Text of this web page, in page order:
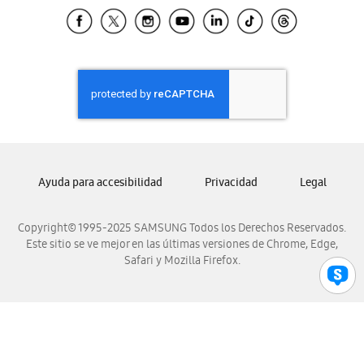
Samsung El Salvador
Samsung Honduras
Samsung Nicaragua
Samsung Panamá
Samsung Venezuela
Copyright© 1995-2025 SAMSUNG Todos los Derechos Reservados.
Este sitio se ve mejor en las últimas versiones de Chrome, Edge,
Safari y Mozilla Firefox.
Ayuda para accesibilidad Privacidad Legal